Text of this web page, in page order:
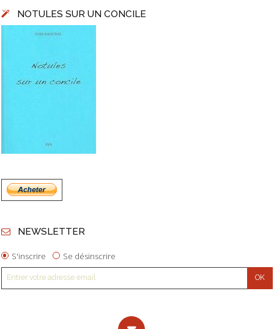
NOTULES SUR UN CONCILE
NEWSLETTER
S'inscrire Se désinscrire